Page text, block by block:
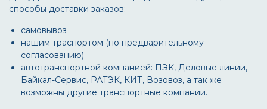
способы доставки заказов:
самовывоз
нашим траспортом (по предварительному
согласованию)
автотранспортной компанией: ПЭК, Деловые линии,
Байкал-Сервис, РАТЭК, КИТ, Возовоз, а так же
возможны другие транспортные компании.